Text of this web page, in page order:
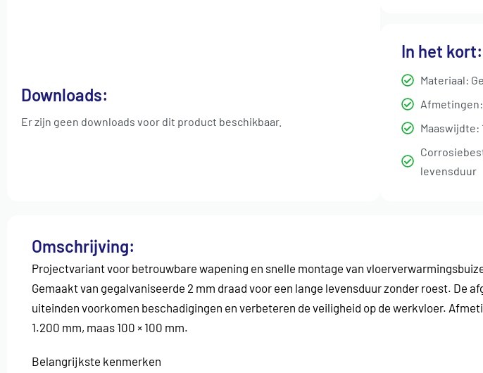
Downloads:
Er zijn geen downloads voor dit product beschikbaar.
In het kort:
Materiaal:
Afmetingen:
Maaswijdte:
levensduur
Omschrijving:
Projectvariant voor betrouwbare wapening en snelle montage van
Gemaakt van gegalvaniseerde 2 mm draad voor een lange levensduur zonder roest. De
uiteinden voorkomen beschadigingen en verbeteren de veiligheid op de werkvloer.
1.200 mm, maas 100 × 100 mm.
Belangrijkste kenmerken